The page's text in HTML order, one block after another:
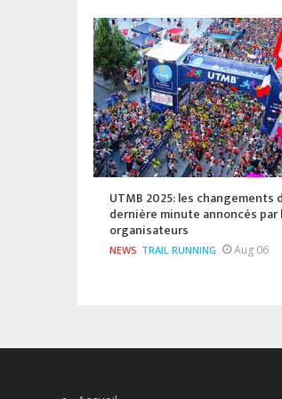
UTMB 2025: les changements
dernière minute annoncés par
organisateurs
NEWS TRAIL RUNNING Aug 06